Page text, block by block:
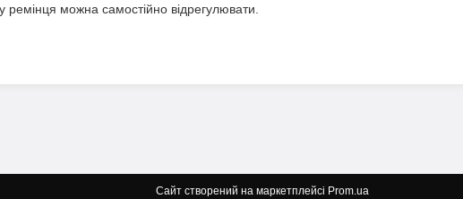
ремінця можна самостійно відрегулювати.
Сайт створений на маркетплейсі Prom.ua